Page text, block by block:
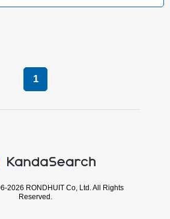
1
2026 RONDHUIT Co, Ltd. All Rights
Reserved.